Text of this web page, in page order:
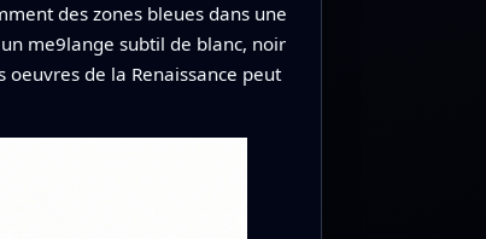
des zones bleues dans une
me9lange subtil de blanc, noir
de la Renaissance peut